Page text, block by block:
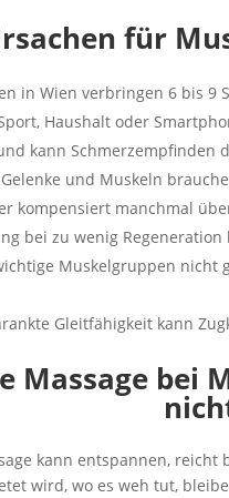
für
in Wien verbringen 6 bis 9
Haushalt oder
kann Schmerzempfinden
Gelenke und Muskeln
kompensiert manchmal
bei zu wenig
Muskelgruppen nicht
Gleitfähigkeit kann
Massage bei
kann entspannen,
wird, wo es weh tut,